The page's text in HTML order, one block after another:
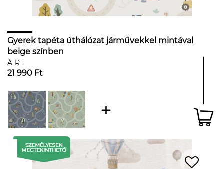
Gyerek tapéta úthálózat járművekkel mintával
beige színben
ÁR:
21 990 Ft